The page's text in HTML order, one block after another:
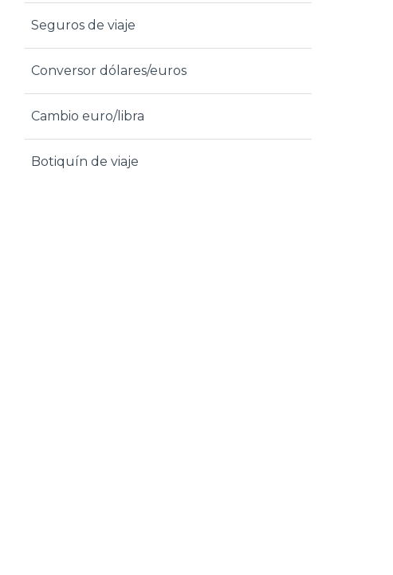
Seguros de viaje
Conversor dólares/euros
Cambio euro/libra
Botiquín de viaje